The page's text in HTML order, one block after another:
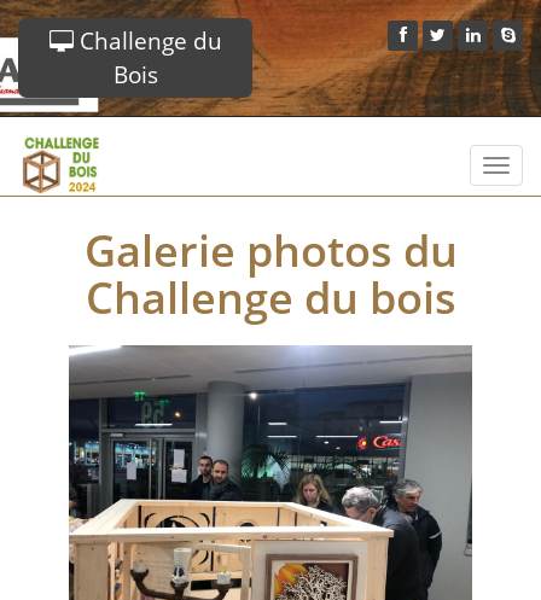
Challenge du
Bois
Galerie photos du
Challenge du bois